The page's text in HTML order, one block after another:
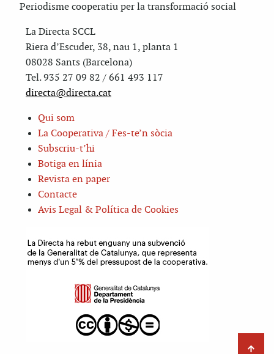
Periodisme cooperatiu per la transformació social
La Directa SCCL
Riera d’Escuder, 38, nau 1, planta 1
08028 Sants (Barcelona)
Tel. 935 27 09 82 / 661 493 117
directa@directa.cat
Qui som
La Cooperativa / Fes-te’n sòcia
Subscriu-t’hi
Botiga en línia
Revista en paper
Contacte
Avis Legal & Política de Cookies